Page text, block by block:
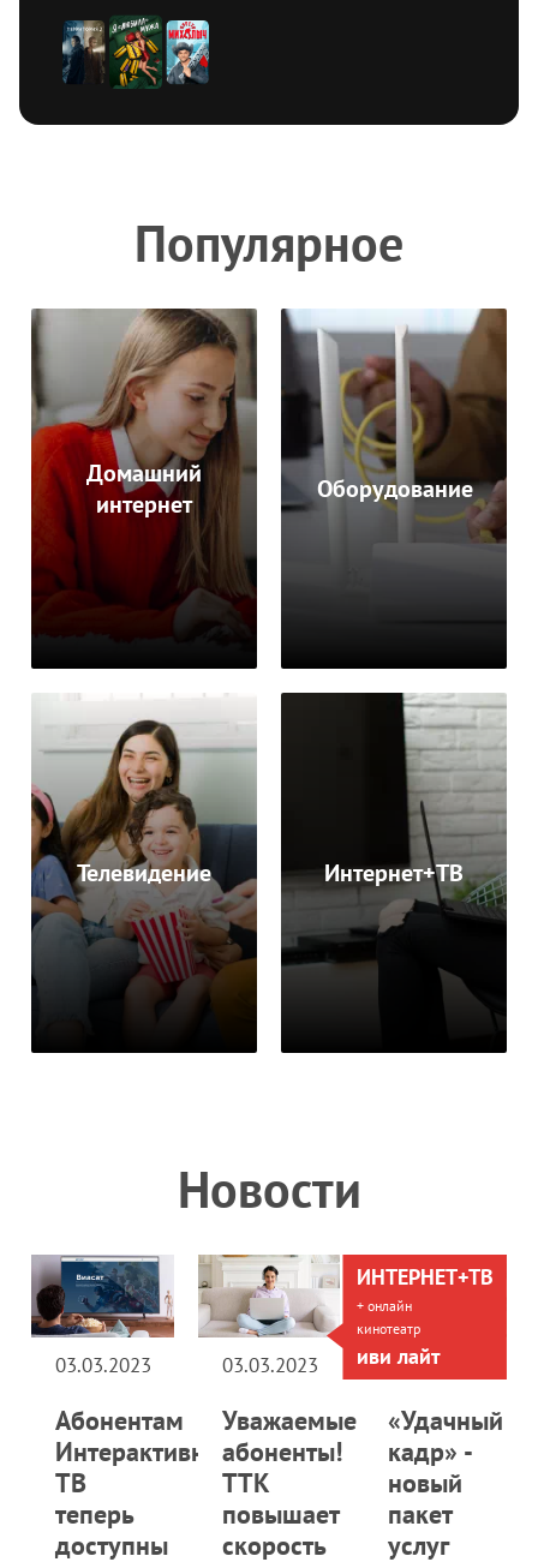
Популярное
Домашний
интернет
Оборудование
Телевидение Интернет+ТВ
Новости
03.03.2023
Абонентам
Интерактивного
ТВ
теперь
доступны
03.03.2023
Уважаемые
абоненты!
ТТК
повышает
скорость
ИНТЕРНЕТ+ТВ
+ онлайн
кинотеатр
иви лайт
09.03.2023
«Удачный
кадр» -
новый
пакет
услуг